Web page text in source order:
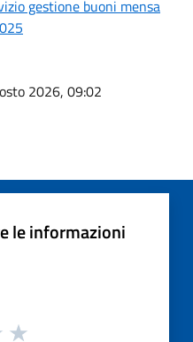
gestione buoni mensa
2026, 09:02
le informazioni